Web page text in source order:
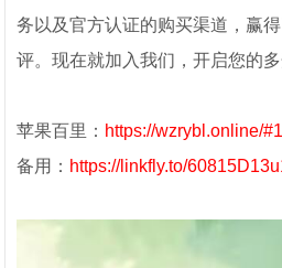
务以及官方认证的购买渠道，赢
评。现在就加入我们，开启您的多
苹果百里： https://wzrybl.online/#1
备用： https://linkfly.to/